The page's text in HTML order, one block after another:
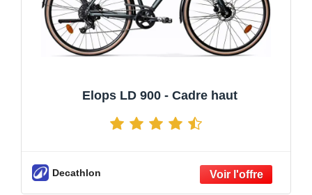
Elops LD 900 - Cadre haut
Decathlon